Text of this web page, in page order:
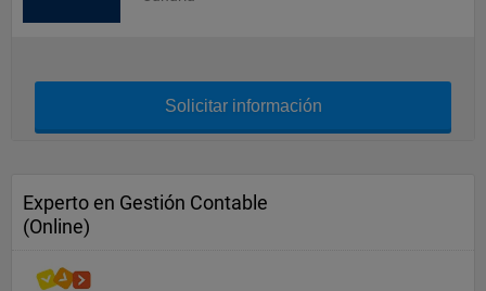
Solicitar información
Experto en Gestión Contable
(Online)